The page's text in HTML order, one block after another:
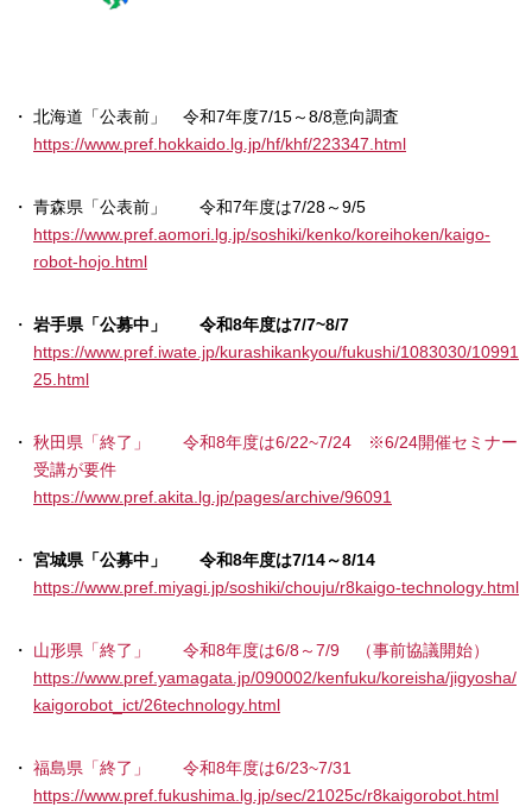
北海道「公表前」 令和7年度7/15～8/8意向調査
https://www.pref.hokkaido.lg.jp/hf/khf/223347.html
青森県「公表前」 令和7年度は7/28～9/5
https://www.pref.aomori.lg.jp/soshiki/kenko/koreihoken/kaigo-
robot-hojo.html
岩手県「公募中」 令和8年度は7/7~8/7
https://www.pref.iwate.jp/kurashikankyou/fukushi/1083030/10991
25.html
秋田県「終了」 令和8年度は6/22~7/24 ※6/24開催セミナー
受講が要件
https://www.pref.akita.lg.jp/pages/archive/96091
宮城県「公募中」 令和8年度は7/14～8/14
https://www.pref.miyagi.jp/soshiki/chouju/r8kaigo-technology.html
山形県「終了」 令和8年度は6/8～7/9 （事前協議開始）
https://www.pref.yamagata.jp/090002/kenfuku/koreisha/jigyosha/
kaigorobot_ict/26technology.html
福島県「終了」 令和8年度は6/23~7/31
https://www.pref.fukushima.lg.jp/sec/21025c/r8kaigorobot.html